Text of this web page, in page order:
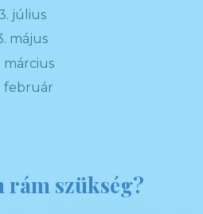
július
május
március
február
szükség?